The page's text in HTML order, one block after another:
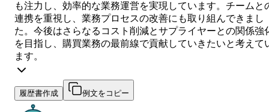
も注力し、効率的な業務運営を実現しています。チームと
連携を重視し、業務プロセスの改善にも取り組んできまし
た。今後はさらなるコスト削減とサプライヤーとの関係強
を目指し、購買業務の最前線で貢献していきたいと考えて
ます。
履歴書作成 例文をコピー